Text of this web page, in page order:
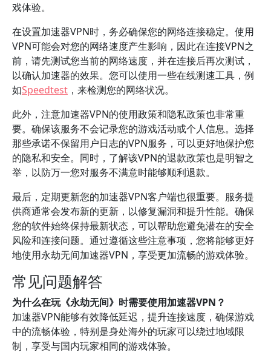
戏体验。
在设置加速器VPN时，务必确保您的网络连接稳定。使用
VPN可能会对您的网络速度产生影响，因此在连接VPN之
前，请先测试您当前的网络速度，并在连接后再次测试，
以确认加速器的效果。您可以使用一些在线测速工具，例
如Speedtest ，来检测您的网络状况。
此外，注意加速器VPN的使用政策和隐私政策也非常重
要。确保该服务不会记录您的游戏活动或个人信息。选择
那些承诺不保留用户日志的VPN服务，可以更好地保护您
的隐私和安全。同时，了解该VPN的退款政策也是明智之
举，以防万一您对服务不满意时能够顺利退款。
最后，定期更新您的加速器VPN客户端也很重要。服务提
供商通常会发布新的更新，以修复漏洞和提升性能。确保
您的软件始终保持最新状态，可以帮助您避免潜在的安全
风险和连接问题。通过遵循这些注意事项，您将能够更好
地使用永劫无间加速器VPN，享受更加流畅的游戏体验。
常见问题解答
为什么在玩《永劫无间》时需要使用加速器VPN？
加速器VPN能够有效降低延迟，提升连接速度，确保游戏
中的流畅体验，特别是身处海外的玩家可以绕过地域限
制，享受与国内玩家相同的游戏体验。